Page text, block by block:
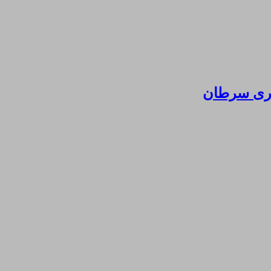
سرطان